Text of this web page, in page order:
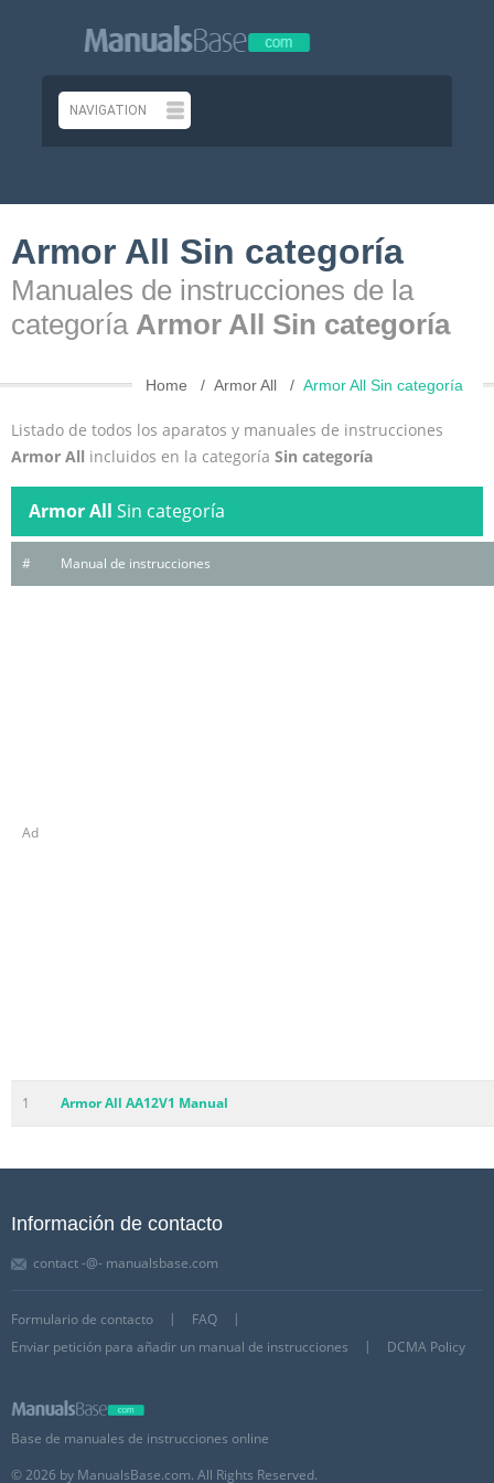
Armor All Sin categoría
Manuales de instrucciones de la
categoría Armor All Sin categoría
Home Armor All Armor All Sin categoría
Listado de todos los aparatos y manuales de instrucciones
Armor All incluidos en la categoría Sin categoría
Armor All Sin categoría
# Manual de instrucciones
Ad
1 Armor All AA12V1 Manual
Información de contacto
contact -@- manualsbase.com
Formulario de contacto
FAQ
Enviar petición para añadir un manual de instrucciones
DCMA Policy
Base de manuales de instrucciones online
© 2026 by ManualsBase.com. All Rights Reserved.